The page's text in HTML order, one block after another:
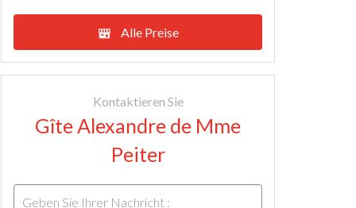
Alle Preise
Kontaktieren Sie
Gîte Alexandre de Mme
Peiter